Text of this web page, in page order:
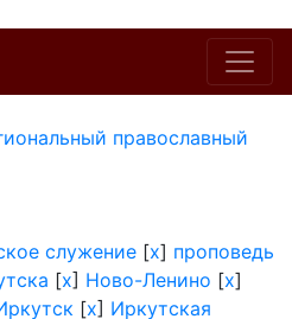
православный
служение [x] проповедь
[x] Ново-Ленино [x]
[x] Иркутская